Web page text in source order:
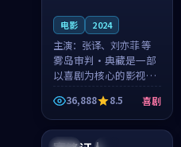
电影 2024
主演： 张译、刘亦菲 等
雾岛审判·典藏是一部
以喜剧为核心的影视作
品，围绕危机、反转与
人物成长展开，整体节
奏紧凑，值得推荐观
看。
36,888 8.5 喜剧